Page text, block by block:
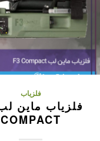
فلزیاب
COMPACT